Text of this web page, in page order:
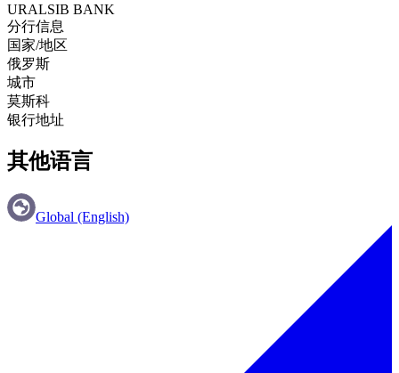
URALSIB BANK
分行信息
国家/地区
俄罗斯
城市
莫斯科
银行地址
其他语言
Global (English)